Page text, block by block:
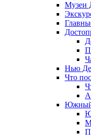
Музеи
Нью
Что
Южный